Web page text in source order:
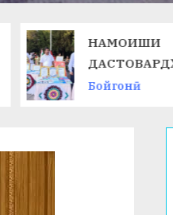
НАМОИШИ
ОМӮЗГОРОН
Бойгонӣ